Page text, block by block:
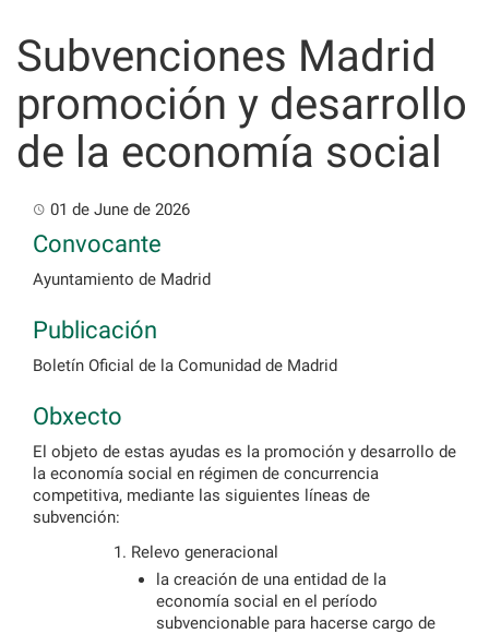
content
Subvenciones Madrid
promoción y desarrollo
de la economía social
01 de June de 2026
Convocante
Ayuntamiento de Madrid
Publicación
Boletín Oficial de la Comunidad de Madrid
Obxecto
El objeto de estas ayudas es la promoción y desarrollo de
la economía social en régimen de concurrencia
competitiva, mediante las siguientes líneas de
subvención:
Relevo generacional
la creación de una entidad de la
economía social en el período
subvencionable para hacerse cargo de